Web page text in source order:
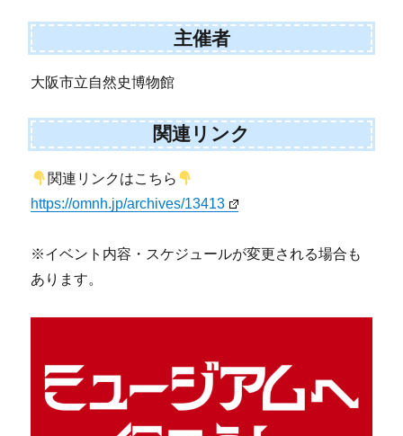
主催者
大阪市立自然史博物館
関連リンク
関連リンクはこちら
https://omnh.jp/archives/13413
※イベント内容・スケジュールが変更される場合も
あります。